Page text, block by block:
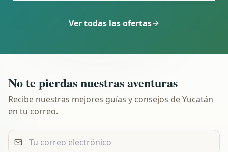
Ver todas las ofertas
No te pierdas nuestras aventuras
Recibe nuestras mejores guías y consejos de Yucatán
en tu correo.
Tu correo electrónico